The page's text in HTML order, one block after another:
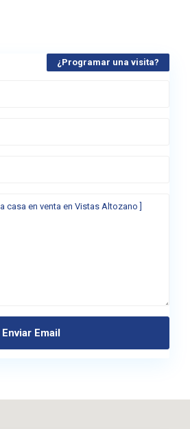
¿Programar una visita?